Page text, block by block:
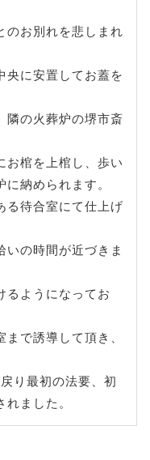
のお別れを悲しまれ
央に安置してお蓋を
隣の火葬炉の堺市斎
お棺を上棺し、歩い
納められます。
る待合室にて仕上げ
いの時間が近づきま
るようになってお
で誘導して頂き、
り最初の法要、初
ました。